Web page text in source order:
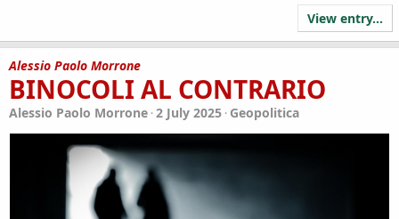
View entry...
Alessio Paolo Morrone
BINOCOLI AL CONTRARIO
Alessio Paolo Morrone 2 July 2025 Geopolitica